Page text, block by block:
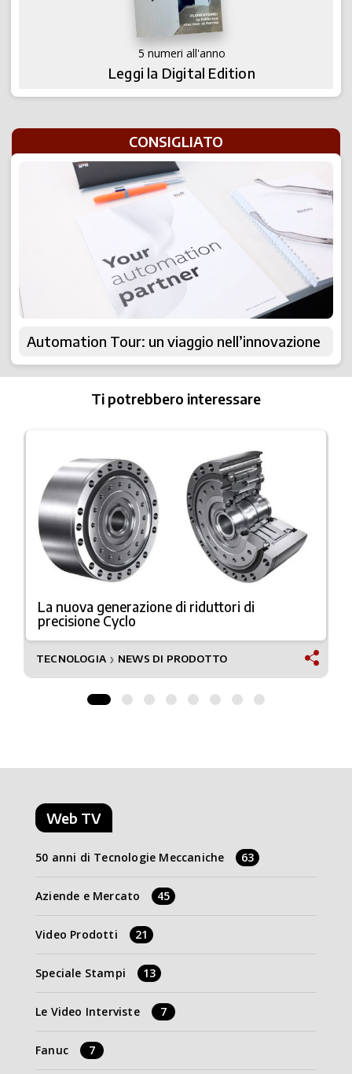
5 numeri all'anno
Leggi la Digital Edition
CONSIGLIATO
Automation Tour: un viaggio nell’innovazione
Ti potrebbero interessare
La nuova generazione di riduttori di
precisione Cyclo
TECNOLOGIA ❯ NEWS DI PRODOTTO
Web TV
50 anni di Tecnologie Meccaniche 63
Aziende e Mercato 45
Video Prodotti 21
Speciale Stampi 13
Le Video Interviste 7
Fanuc 7